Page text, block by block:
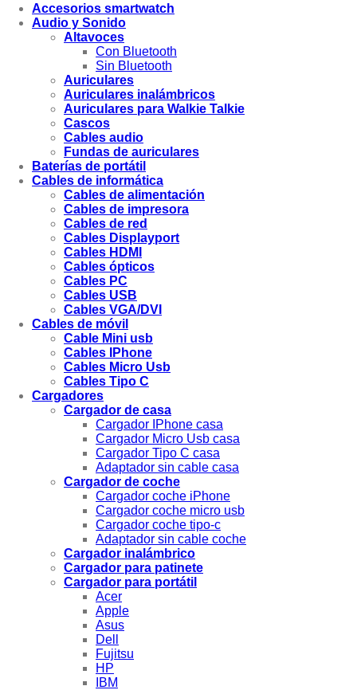
Accesorios smartwatch
Audio y Sonido
Altavoces
Con Bluetooth
Sin Bluetooth
Auriculares
Auriculares inalámbricos
Auriculares para Walkie Talkie
Cascos
Cables audio
Fundas de auriculares
Baterías de portátil
Cables de informática
Cables de alimentación
Cables de impresora
Cables de red
Cables Displayport
Cables HDMI
Cables ópticos
Cables PC
Cables USB
Cables VGA/DVI
Cables de móvil
Cable Mini usb
Cables IPhone
Cables Micro Usb
Cables Tipo C
Cargadores
Cargador de casa
Cargador IPhone casa
Cargador Micro Usb casa
Cargador Tipo C casa
Adaptador sin cable casa
Cargador de coche
Cargador coche iPhone
Cargador coche micro usb
Cargador coche tipo-c
Adaptador sin cable coche
Cargador inalámbrico
Cargador para patinete
Cargador para portátil
Acer
Apple
Asus
Dell
Fujitsu
HP
IBM